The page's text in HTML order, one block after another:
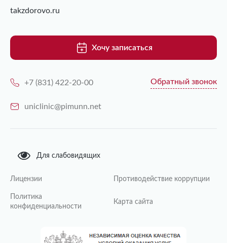
takzdorovo.ru
Хочу записаться
+7 (831) 422-20-00 Обратный звонок
uniclinic@pimunn.net
Для слабовидящих
Лицензии Противодействие коррупции
Политика
конфиденциальности
Карта сайта